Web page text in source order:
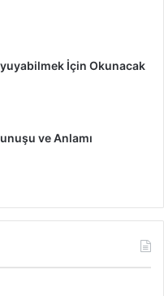
İçin Okunacak
ve Anlamı